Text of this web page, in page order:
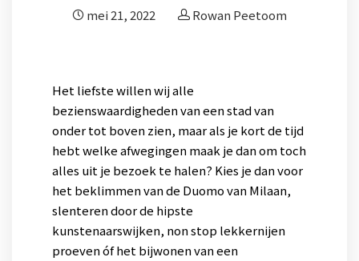
mei 21, 2022 Rowan Peetoom
Het liefste willen wij alle
bezienswaardigheden van een stad van
onder tot boven zien, maar als je kort de tijd
hebt welke afwegingen maak je dan om toch
alles uit je bezoek te halen? Kies je dan voor
het beklimmen van de Duomo van Milaan,
slenteren door de hipste
kunstenaarswijken, non stop lekkernijen
proeven óf het bijwonen van een